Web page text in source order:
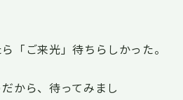
「ご来光」待ちらしかった。
から、待ってみまし